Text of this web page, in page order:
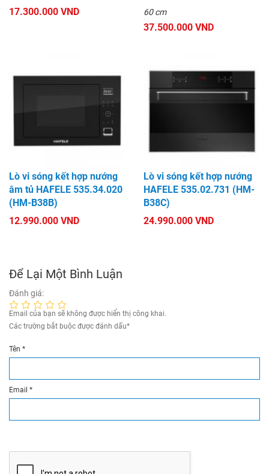
17.300.000 VND
60 cm
37.500.000 VND
Lò vi sóng kết hợp nướng
âm tủ HAFELE 535.34.020
(HM-B38B)
12.990.000 VND
Lò vi sóng kết hợp nướng
HAFELE 535.02.731 (HM-
B38C)
24.990.000 VND
Để Lại Một Bình Luận
Đánh giá:
Email của bạn sẽ không được hiển thị công khai.
Các trường bắt buộc được đánh dấu*
Tên *
Email *